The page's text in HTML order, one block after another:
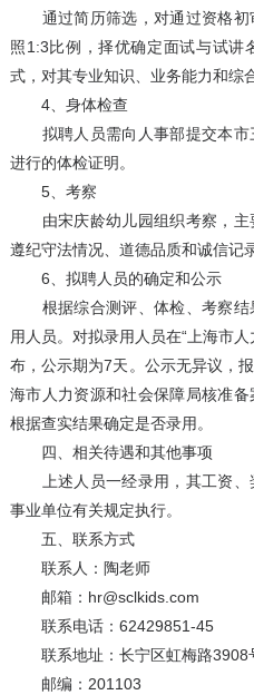
通过简历筛选，对通过资格初
照1:3比例，择优确定面试与试讲
式，对其专业知识、业务能力和综
4、身体检查
拟聘人员需向人事部提交本市
进行的体检证明。
5、考察
由宋庆龄幼儿园组织考察，主
遵纪守法情况、道德品质和诚信记录
6、拟聘人员的确定和公示
根据综合测评、体检、考察结
用人员。对拟录用人员在“上海市
布，公示期为7天。公示无异议，
海市人力资源和社会保障局核准
根据查实结果确定是否录用。
四、相关待遇和其他事项
上述人员一经录用，其工资、
事业单位有关规定执行。
五、联系方式
联系人：陶老师
邮箱：hr@sclkids.com
联系电话：62429851-45
联系地址：长宁区虹梅路3908
邮编：201103